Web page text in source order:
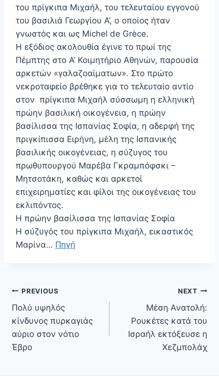
του πρίγκιπα Μιχαήλ, του τελευταίου εγγονού
του βασιλιά Γεωργίου Α’, ο οποίος ήταν
γνωστός και ως Michel de Grèce.
Η εξόδιος ακολουθία έγινε το πρωί της
Πέμπτης στο Α’ Κοιμητήριο Αθηνών, παρουσία
αρκετών «γαλαζοαίματων». Στο πρώτο
νεκροταφείο βρέθηκε για το τελευταίο αντίο
στον πρίγκιπα Μιχαήλ σύσσωμη η ελληνική
πρώην βασιλική οικογένεια, η πρώην
βασίλισσα της Ισπανίας Σοφία, η αδερφή της
πριγκίπισσα Ειρήνη, μέλη της Ισπανικής
βασιλικής οικογένειας, η σύζυγος του
πρωθυπουργού Μαρέβα Γκραμπόφσκι –
Μητσοτάκη, καθώς και αρκετοί
επιχειρηματίες και φίλοι της οικογένειας του
εκλιπόντος.
Η πρώην βασίλισσα της Ισπανίας Σοφία
Η σύζυγός του πρίγκιπα Μιχαήλ, εικαστικός
Μαρίνα… Πηγή
Πλοήγηση
άρθρων
PREVIOUS
Πολύ υψηλός
κίνδυνος πυρκαγιάς
αύριο στον νότιο
Έβρο
NEXT
Μέση Ανατολή:
Ρουκέτες κατά του
Ισραήλ εκτόξευσε η
Χεζμπολάχ